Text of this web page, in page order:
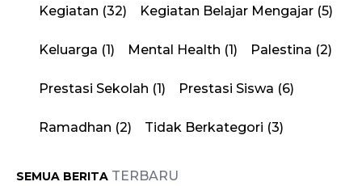
Kegiatan (32) Kegiatan Belajar Mengajar (5)
Keluarga (1) Mental Health (1) Palestina (2)
Prestasi Sekolah (1) Prestasi Siswa (6)
Ramadhan (2) Tidak Berkategori (3)
SEMUA BERITA TERBARU